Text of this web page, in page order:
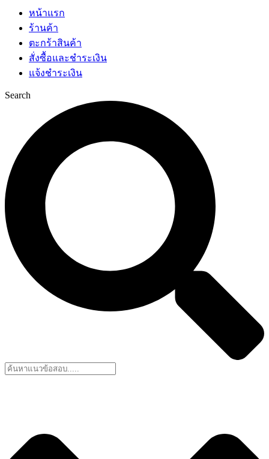
หน้าแรก
ร้านค้า
ตะกร้าสินค้า
สั่งซื้อและชำระเงิน
แจ้งชำระเงิน
Search